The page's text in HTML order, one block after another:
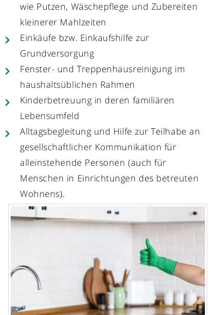
wie Putzen, Wäschepflege und Zubereiten
kleinerer Mahlzeiten
Einkäufe bzw. Einkaufshilfe zur
Grundversorgung
Fenster- und Treppenhausreinigung im
haushaltsüblichen Rahmen
Kinderbetreuung in deren familiären
Lebensumfeld
Alltagsbegleitung und Hilfe zur Teilhabe an
gesellschaftlicher Kommunikation für
alleinstehende Personen (auch für
Menschen in Einrichtungen des betreuten
Wohnens).